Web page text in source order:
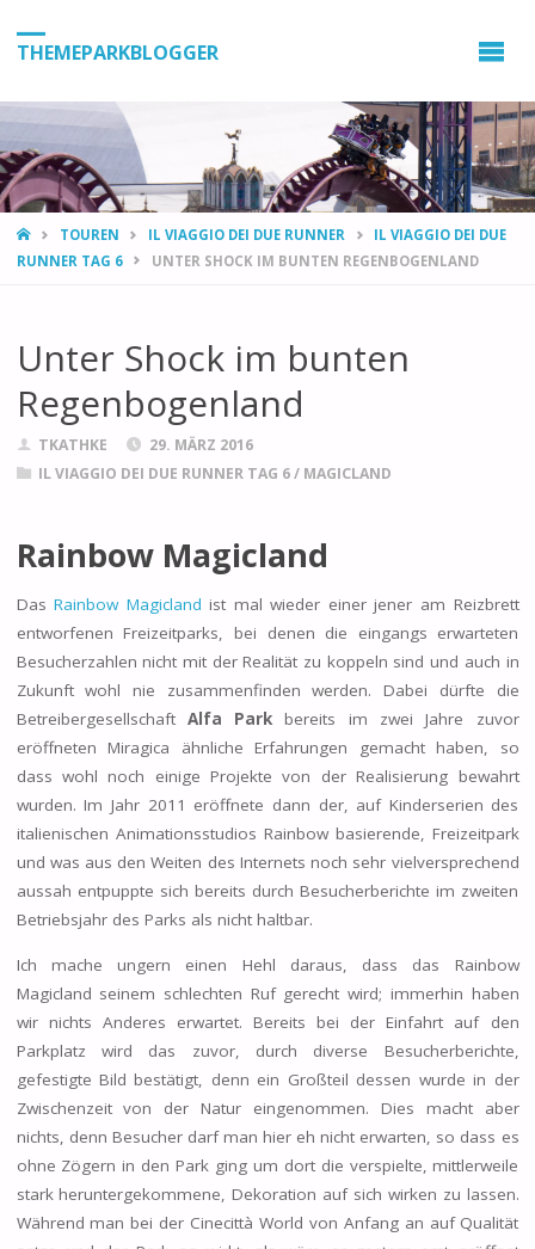
THEMEPARKBLOGGER
HOMETOUREN IL VIAGGIO DEI DUE RUNNER
IL VIAGGIO DEI DUE
RUNNER TAG 6
UNTER SHOCK IM BUNTEN REGENBOGENLAND
Unter Shock im bunten
Regenbogenland
TKATHKE
29. MÄRZ 2016
IL VIAGGIO DEI DUE RUNNER TAG 6/ MAGICLAND
Rainbow Magicland
DasRainbow Magicland ist mal wieder einer jener am Reizbrett
entworfenen Freizeitparks, bei denen die eingangs erwarteten
Besucherzahlen nicht mit der Realität zu koppeln sind und auch in
Zukunft wohl nie zusammenfinden werden. Dabei dürfte die
Betreibergesellschaft Alfa Park bereits im zwei Jahre zuvor
eröffneten Miragica ähnliche Erfahrungen gemacht haben, so
dass wohl noch einige Projekte von der Realisierung bewahrt
wurden. Im Jahr 2011 eröffnete dann der, auf Kinderserien des
italienischen Animationsstudios Rainbow basierende, Freizeitpark
und was aus den Weiten des Internets noch sehr vielversprechend
aussah entpuppte sich bereits durch Besucherberichte im zweiten
Betriebsjahr des Parks als nicht haltbar.
Ich mache ungern einen Hehl daraus, dass das Rainbow
Magicland seinem schlechten Ruf gerecht wird; immerhin haben
wir nichts Anderes erwartet. Bereits bei der Einfahrt auf den
Parkplatz wird das zuvor, durch diverse Besucherberichte,
gefestigte Bild bestätigt, denn ein Großteil dessen wurde in der
Zwischenzeit von der Natur eingenommen. Dies macht aber
nichts, denn Besucher darf man hier eh nicht erwarten, so dass es
ohne Zögern in den Park ging um dort die verspielte, mittlerweile
stark heruntergekommene, Dekoration auf sich wirken zu lassen.
Während man bei der Cinecittà World von Anfang an auf Qualität